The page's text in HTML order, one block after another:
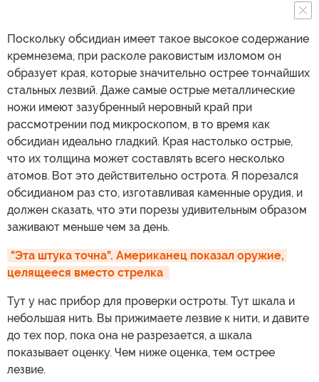
Поскольку обсидиан имеет такое высокое содержание
кремнезема, при расколе раковистым изломом он
образует края, которые значительно острее тончайших
стальных лезвий. Даже самые острые металлические
ножи имеют зазубренный неровный край при
рассмотрении под микроскопом, в то время как
обсидиан идеально гладкий. Края настолько острые,
что их толщина может составлять всего несколько
атомов. Вот это действительно острота. Я порезался
обсидианом раз сто, изготавливая каменные орудия, и
должен сказать, что эти порезы удивительным образом
заживают меньше чем за день.
"Эта штука точна". Американец показал оружие,
целящееся вместо стрелка
Тут у нас прибор для проверки остроты. Тут шкала и
небольшая нить. Вы прижимаете лезвие к нити, и давите
до тех пор, пока она не разрезается, а шкала
показывает оценку. Чем ниже оценка, тем острее
лезвие.